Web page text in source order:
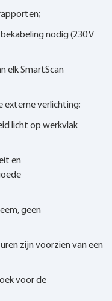
nodig (230 V
elk SmartScan
externe verlichting;
licht op werkvlak
en
geen
zijn voorzien van een
voor de